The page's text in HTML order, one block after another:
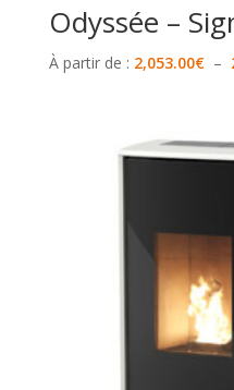
Odyssée –
À partir de : 2,053.00€ –